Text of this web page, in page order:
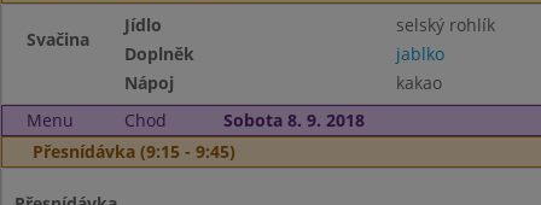
Svačina
Jídlo
selský rohlík
Doplněk
jablko
Nápoj
kakao
Menu
Chod
Sobota 8. 9. 2018
Přesnídávka (9:15 - 9:45)